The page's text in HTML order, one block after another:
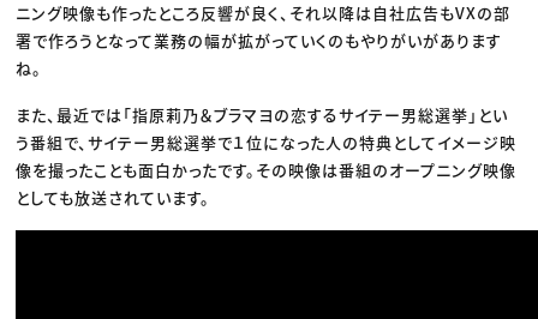
ニング映像も作ったところ反響が良く、それ以降は自社広告もVXの部
署で作ろうとなって業務の幅が拡がっていくのもやりがいがあります
ね。
また、最近では「指原莉乃＆ブラマヨの恋するサイテー男総選挙」とい
う番組で、サイテー男総選挙で１位になった人の特典としてイメージ映
像を撮ったことも面白かったです。その映像は番組のオープニング映像
としても放送されています。